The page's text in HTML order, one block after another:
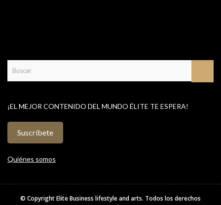
¡EL MEJOR CONTENIDO DEL MUNDO ÉLITE TE ESPERA!
Suscríbete
Quiénes somos
© CopyrightElite Business lifestyle and arts. Todos los derechos